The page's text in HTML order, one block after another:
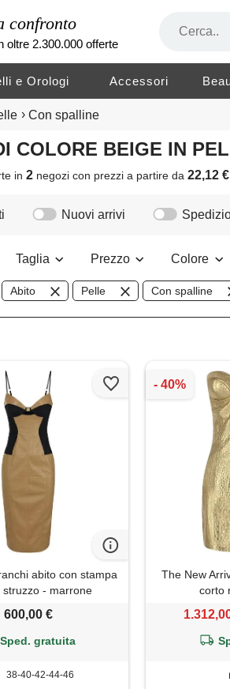
confronto
oltre 2.300.000 offerte
e Orologi Accessori
› Con spalline
COLORE BEIGE IN
in2 negozicon prezzi a partire da22,12 €
Nuovi arrivi
Taglia Prezzo Colore
Abito Pelle Con spalline
abito con stampa
struzzo - marrone
600,00 €
Sped. gratuita
38-40-42-44-46
The New
corto